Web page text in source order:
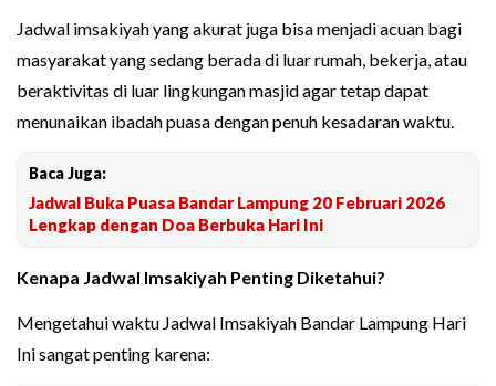
Jadwal imsakiyah yang akurat juga bisa menjadi acuan bagi
masyarakat yang sedang berada di luar rumah, bekerja, atau
beraktivitas di luar lingkungan masjid agar tetap dapat
menunaikan ibadah puasa dengan penuh kesadaran waktu.
Baca Juga:
Jadwal Buka Puasa Bandar Lampung 20 Februari 2026
Lengkap dengan Doa Berbuka Hari Ini
Kenapa Jadwal Imsakiyah Penting Diketahui?
Mengetahui waktu Jadwal Imsakiyah Bandar Lampung Hari
Ini sangat penting karena: